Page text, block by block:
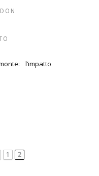
l’impatto
1 2